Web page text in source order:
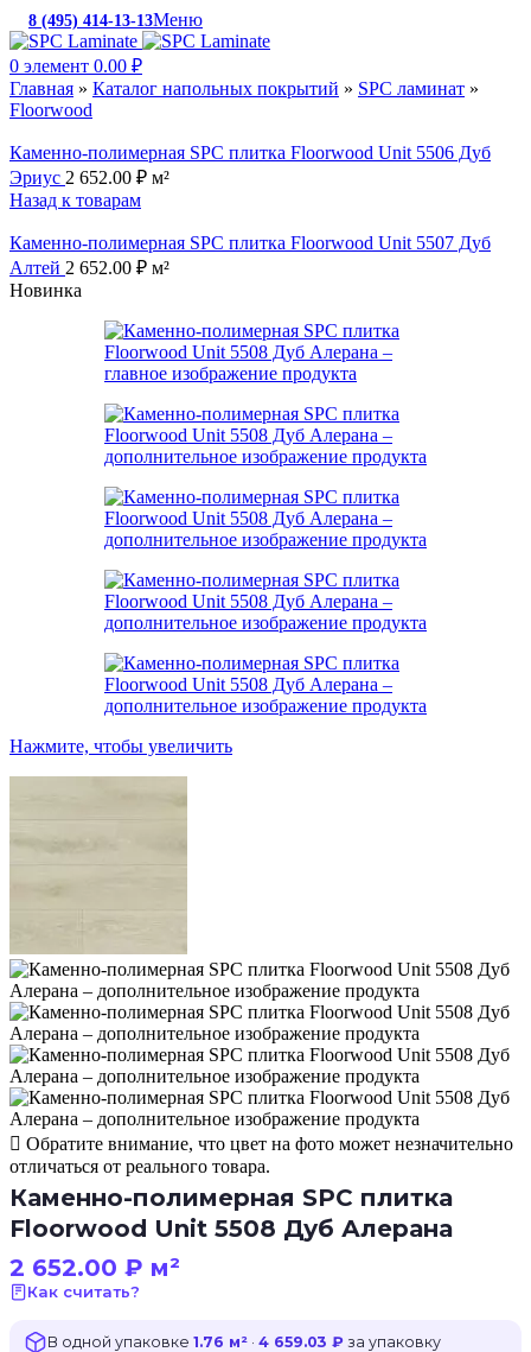
8 (495) 414-13-13Меню
0 элемент 0.00 ₽
Главная » Каталог напольных покрытий » SPC ламинат »
Floorwood
Каменно-полимерная SPC плитка Floorwood Unit 5506 Дуб
Эриус 2 652.00 ₽ м²
Назад к товарам
Каменно-полимерная SPC плитка Floorwood Unit 5507 Дуб
Алтей 2 652.00 ₽ м²
Новинка
Нажмите, чтобы увеличить
Обратите внимание, что цвет на фото может незначительно
отличаться от реального товара.
Каменно-полимерная SPC плитка
Floorwood Unit 5508 Дуб Алерана
2 652.00 ₽ м²
Как считать?
В одной упаковке 1.76 м² · 4 659.03 ₽ за упаковку